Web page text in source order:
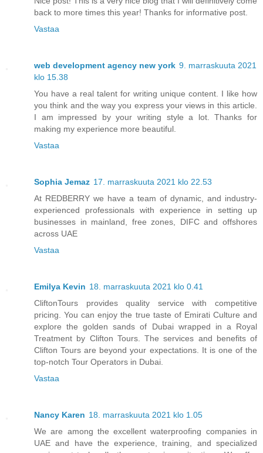
back to more times this year! Thanks for informative post.
Vastaa
web development agency new york 9. marraskuuta 2021
klo 15.38
You have a real talent for writing unique content. I like how
you think and the way you express your views in this article.
I am impressed by your writing style a lot. Thanks for
making my experience more beautiful.
Vastaa
Sophia Jemaz 17. marraskuuta 2021 klo 22.53
At REDBERRY we have a team of dynamic, and industry-
experienced professionals with experience in setting up
businesses in mainland, free zones, DIFC and offshores
across UAE
Vastaa
Emilya Kevin 18. marraskuuta 2021 klo 0.41
CliftonTours provides quality service with competitive
pricing. You can enjoy the true taste of Emirati Culture and
explore the golden sands of Dubai wrapped in a Royal
Treatment by Clifton Tours. The services and benefits of
Clifton Tours are beyond your expectations. It is one of the
top-notch Tour Operators in Dubai.
Vastaa
Nancy Karen 18. marraskuuta 2021 klo 1.05
We are among the excellent waterproofing companies in
UAE and have the experience, training, and specialized